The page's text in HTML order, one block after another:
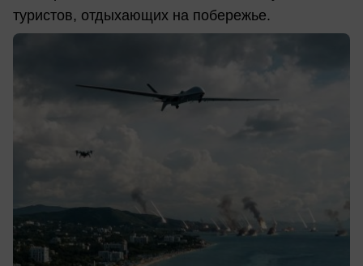
туристов, отдыхающих на побережье.